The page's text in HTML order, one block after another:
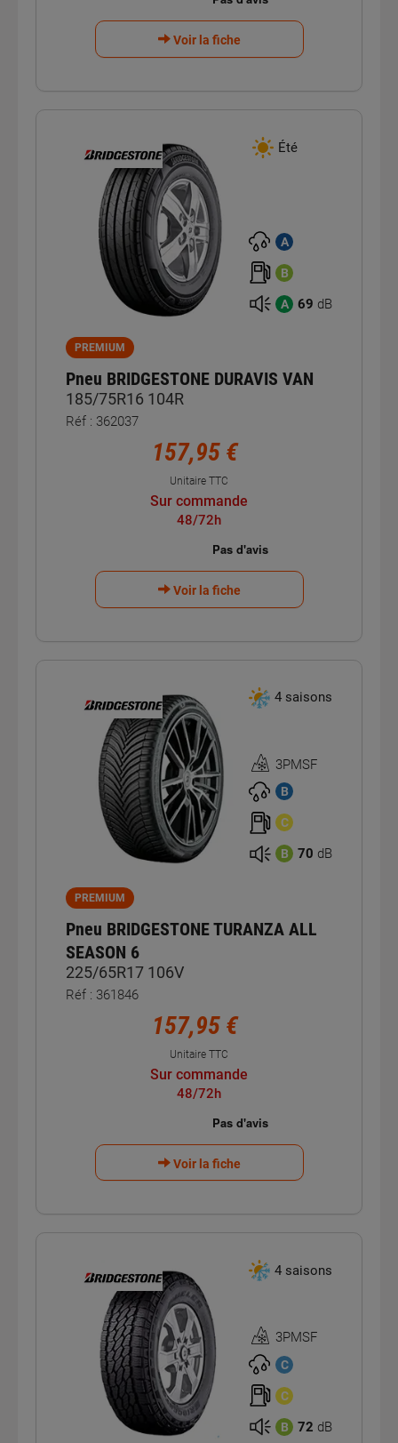
Voir la fiche
Été
A
B
A 69 dB
PREMIUM
Pneu BRIDGESTONE DURAVIS VAN
185/75R16 104R
Réf : 362037
157,95 €
Unitaire TTC
Sur commande
48/72h
Voir la fiche
4 saisons
Homologation
3PMSF
3PMSF
B
C
B 70 dB
PREMIUM
Pneu BRIDGESTONE TURANZA ALL
SEASON 6
225/65R17 106V
Réf : 361846
157,95 €
Unitaire TTC
Sur commande
48/72h
Voir la fiche
4 saisons
Homologation
3PMSF
3PMSF
C
C
B 72 dB